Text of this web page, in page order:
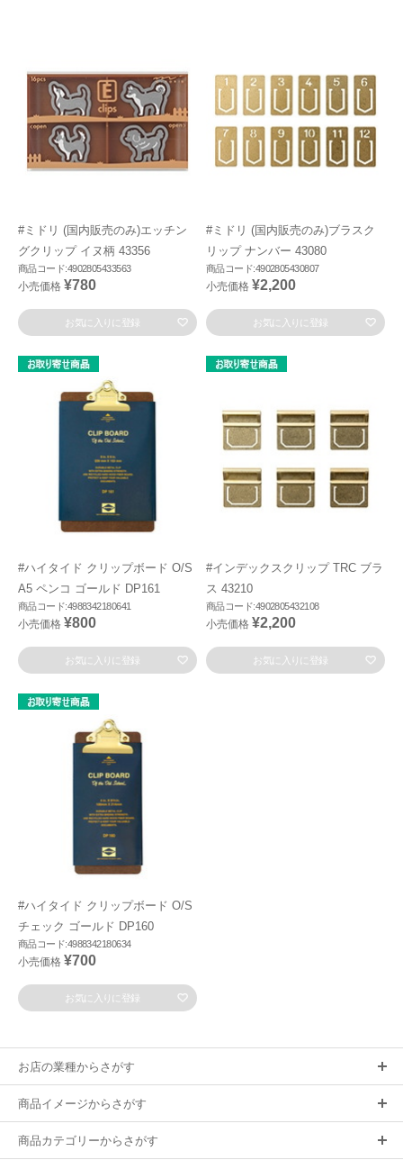
#ミドリ (国内販売のみ)エッチン
グクリップ イヌ柄 43356
商品コード:4902805433563
小売価格 ¥780
お気に入りに登録
#ミドリ (国内販売のみ)ブラスク
リップ ナンバー 43080
商品コード:4902805430807
小売価格 ¥2,200
お気に入りに登録
#ハイタイド クリップボード O/S
A5 ペンコ ゴールド DP161
商品コード:4988342180641
小売価格 ¥800
お気に入りに登録
#インデックスクリップ TRC ブラ
ス 43210
商品コード:4902805432108
小売価格 ¥2,200
お気に入りに登録
#ハイタイド クリップボード O/S
チェック ゴールド DP160
商品コード:4988342180634
小売価格 ¥700
お気に入りに登録
お店の業種からさがす
商品イメージからさがす
商品カテゴリーからさがす